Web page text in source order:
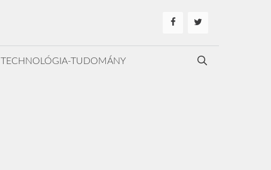
TECHNOLÓGIA-TUDOMÁNY